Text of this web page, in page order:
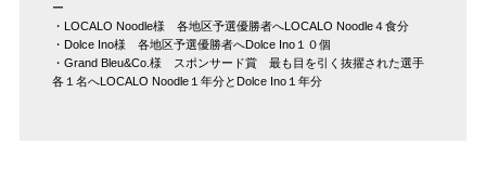
ー
・LOCALO Noodle様 各地区予選優勝者へLOCALO Noodle４食分
・Dolce Ino様 各地区予選優勝者へDolce Ino１０個
・Grand Bleu&Co.様 スポンサード賞 最も目を引く抜擢された選手
各１名へLOCALO Noodle１年分とDolce Ino１年分